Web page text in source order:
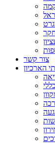
צור קשר
הארכיון